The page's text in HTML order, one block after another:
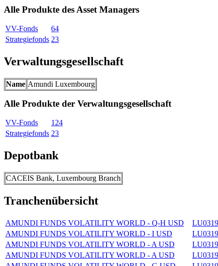
Alle Produkte des Asset Managers
VV-Fonds
64
Strategiefonds 23
Verwaltungsgesellschaft
Name Amundi Luxembourg
Alle Produkte der Verwaltungsgesellschaft
VV-Fonds
124
Strategiefonds 23
Depotbank
CACEIS Bank, Luxembourg Branch
Tranchenübersicht
AMUNDI FUNDS VOLATILITY WORLD - Q-H USD
AMUNDI FUNDS VOLATILITY WORLD - I USD
AMUNDI FUNDS VOLATILITY WORLD - A USD
AMUNDI FUNDS VOLATILITY WORLD - A USD